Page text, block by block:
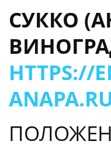
СУККО
HTTPS://